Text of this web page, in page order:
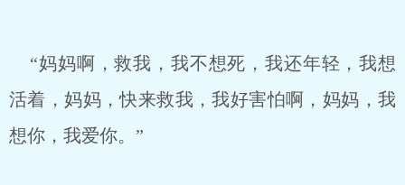
“妈妈啊，救我，我不想死，我还年轻，我想
活着，妈妈，快来救我，我好害怕啊，妈妈，我
想你，我爱你。”